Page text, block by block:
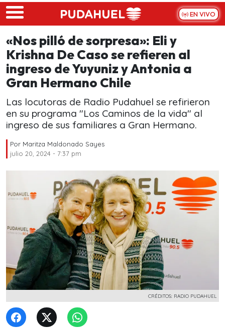
Skip to main content
EN VIVO
«Nos pilló de sorpresa»: Eli y
Krishna De Caso se refieren al
ingreso de Yuyuniz y Antonia a
Gran Hermano Chile
Las locutoras de Radio Pudahuel se refirieron
en su programa "Los Caminos de la vida" al
ingreso de sus familiares a Gran Hermano.
Por Maritza Maldonado Sayes
julio 20, 2024 - 7:37 pm
CRÉDITOS: RADIO PUDAHUEL